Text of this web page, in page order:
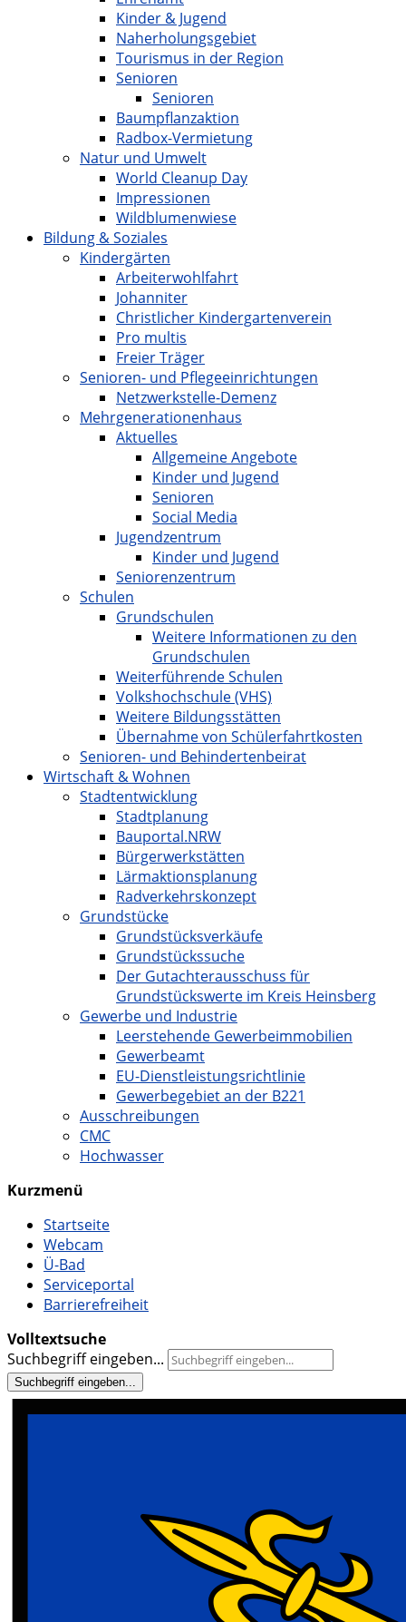
Kinder & Jugend
Naherholungsgebiet
Tourismus in der Region
Senioren
Senioren
Baumpflanzaktion
Radbox-Vermietung
Natur und Umwelt
World Cleanup Day
Impressionen
Wildblumenwiese
Bildung & Soziales
Kindergärten
Arbeiterwohlfahrt
Johanniter
Christlicher Kindergartenverein
Pro multis
Freier Träger
Senioren- und Pflegeeinrichtungen
Netzwerkstelle-Demenz
Mehrgenerationenhaus
Aktuelles
Allgemeine Angebote
Kinder und Jugend
Senioren
Social Media
Jugendzentrum
Kinder und Jugend
Seniorenzentrum
Schulen
Grundschulen
Weitere Informationen zu den
Grundschulen
Weiterführende Schulen
Volkshochschule (VHS)
Weitere Bildungsstätten
Übernahme von Schülerfahrtkosten
Senioren- und Behindertenbeirat
Wirtschaft & Wohnen
Stadtentwicklung
Stadtplanung
Bauportal.NRW
Bürgerwerkstätten
Lärmaktionsplanung
Radverkehrskonzept
Grundstücke
Grundstücksverkäufe
Grundstückssuche
Der Gutachterausschuss für
Grundstückswerte im Kreis Heinsberg
Gewerbe und Industrie
Leerstehende Gewerbeimmobilien
Gewerbeamt
EU-Dienstleistungsrichtlinie
Gewerbegebiet an der B221
Ausschreibungen
CMC
Hochwasser
Kurzmenü
Startseite
Webcam
Ü-Bad
Serviceportal
Barrierefreiheit
Volltextsuche
Suchbegriff eingeben...
Suchbegriff eingeben...